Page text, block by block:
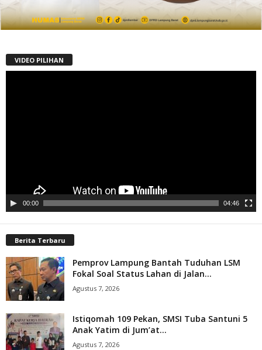
VIDEO PILIHAN
00:00 04:46
Berita Terbaru
Pemprov Lampung Bantah Tuduhan LSM
Fokal Soal Status Lahan di Jalan...
Agustus 7, 2026
Istiqomah 109 Pekan, SMSI Tuba Santuni 5
Anak Yatim di Jum’at...
Agustus 7, 2026